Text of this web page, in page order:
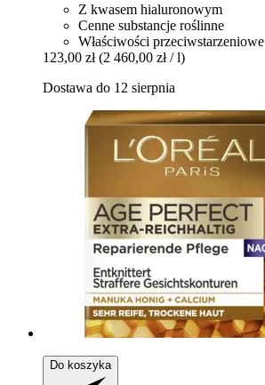
Z kwasem hialuronowym
Cenne substancje roślinne
Właściwości przeciwstarzeniowe
123,00 zł (2 460,00 zł / l)
Dostawa do 12 sierpnia
Do koszyka